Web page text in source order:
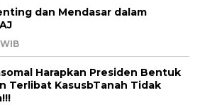
dan Mendasar dalam
Harapkan Presiden Bentuk
Terlibat KasusbTanah Tidak